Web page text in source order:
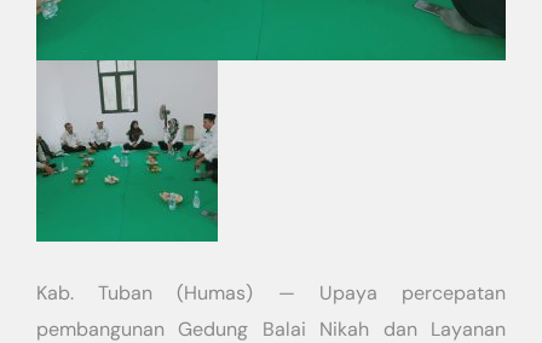
Kab. Tuban (Humas) — Upaya percepatan
pembangunan Gedung Balai Nikah dan Layanan